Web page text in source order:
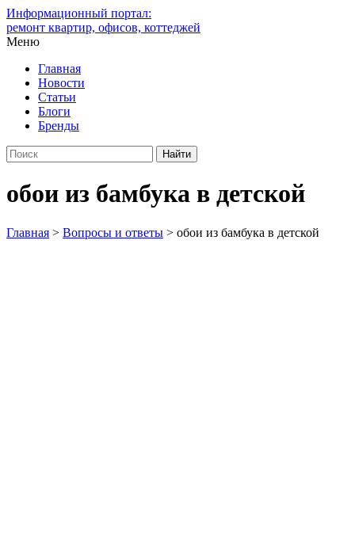
Информационный портал:
ремонт квартир, офисов, коттеджей
Меню
Главная
Новости
Статьи
Блоги
Бренды
обои из бамбука в детской
Главная > Вопросы и ответы > обои из бамбука в детской